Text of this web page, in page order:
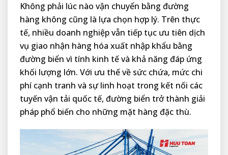
Không phải lúc nào vận chuyển bằng đường
hàng không cũng là lựa chọn hợp lý. Trên thực
tế, nhiều doanh nghiệp vẫn tiếp tục ưu tiên dịch
vụ giao nhận hàng hóa xuất nhập khẩu bằng
đường biển vì tính kinh tế và khả năng đáp ứng
khối lượng lớn. Với ưu thế về sức chứa, mức chi
phí cạnh tranh và sự linh hoạt trong kết nối các
tuyến vận tải quốc tế, đường biển trở thành giải
pháp phổ biến cho những mặt hàng đặc thù.